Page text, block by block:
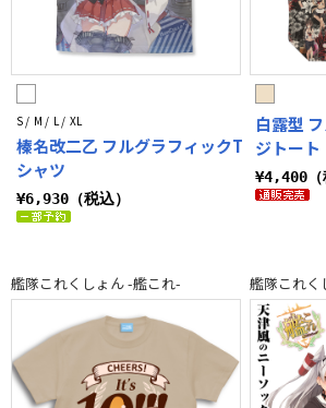
S / M / L / XL
榛名改二乙 フルグラフィックT
シャツ
¥6,930（税込）
白露型
ジトート
¥4,400（
艦隊これくしょん -艦これ- 艦隊これく